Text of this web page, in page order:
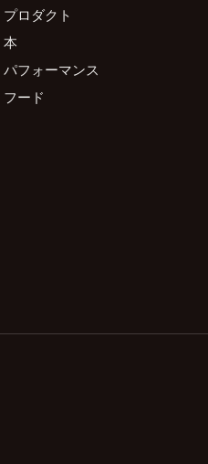
プロダクト
本
パフォーマンス
フード